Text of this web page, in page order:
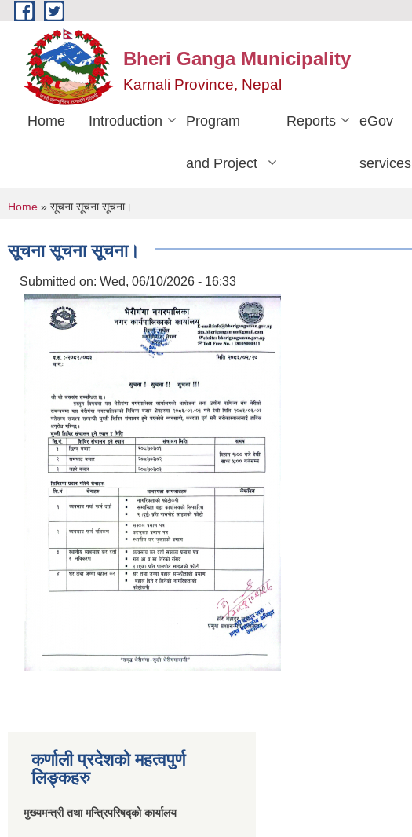
Skip to main content
Bheri Ganga Municipality
Karnali Province, Nepal
Home Introduction Program
and Project
Reports eGov
services
You are here
Home » सूचना सूचना सूचना।
सूचना सूचना सूचना।
Submitted on: Wed, 06/10/2026 - 16:33
कर्णाली प्रदेशको महत्वपुर्ण
लिङ्कहरु
मुख्यमन्त्री तथा मन्त्रिपरिषद्को कार्यालय